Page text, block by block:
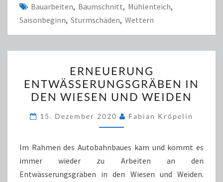
Bauarbeiten, Baumschnitt, Mühlenteich,
Saisonbeginn, Sturmschäden, Wettern
ENTWÄSSERUNGSGRÄBEN
IN
DEN
WIESEN
UND
ERNEUERUNG
ENTWÄSSERUNGSGRÄBEN IN
DEN WIESEN UND WEIDEN
15. Dezember 2020 Fabian Kröpelin
Im Rahmen des Autobahnbaues kam und kommt es
immer wieder zu Arbeiten an den
Entwässerungsgräben in den Wiesen und Weiden.